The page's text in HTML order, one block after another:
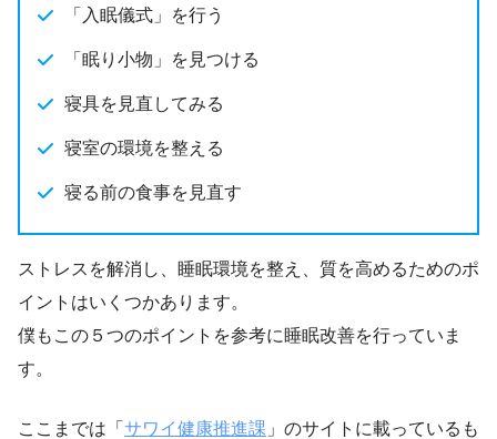
「入眠儀式」を行う
「眠り小物」を見つける
寝具を見直してみる
寝室の環境を整える
寝る前の食事を見直す
ストレスを解消し、睡眠環境を整え、質を高めるためのポ
イントはいくつかあります。
僕もこの５つのポイントを参考に睡眠改善を行っていま
す。
ここまでは「 サワイ健康推進課 」のサイトに載っているも